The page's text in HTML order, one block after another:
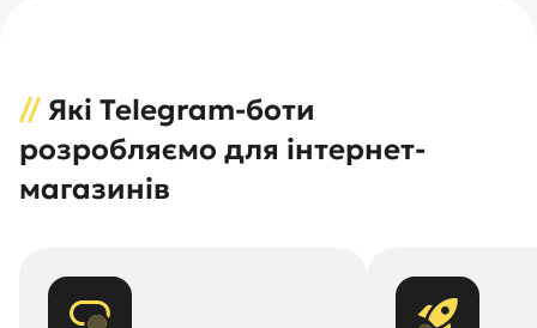
// Які Telegram-боти
розробляємо для інтернет-
магазинів